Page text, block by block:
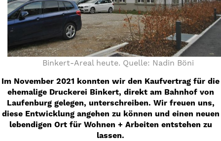
Binkert-Areal heute. Quelle: Nadin Böni
Im November 2021 konnten wir den Kaufvertrag für die
ehemalige Druckerei Binkert, direkt am Bahnhof von
Laufenburg gelegen, unterschreiben. Wir freuen uns,
diese Entwicklung angehen zu können und einen neuen
lebendigen Ort für Wohnen + Arbeiten entstehen zu
lassen.